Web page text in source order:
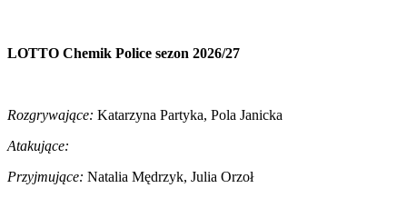
LOTTO Chemik Police sezon 2026/27
Rozgrywające: Katarzyna Partyka, Pola Janicka
Atakujące:
Przyjmujące: Natalia Mędrzyk, Julia Orzoł